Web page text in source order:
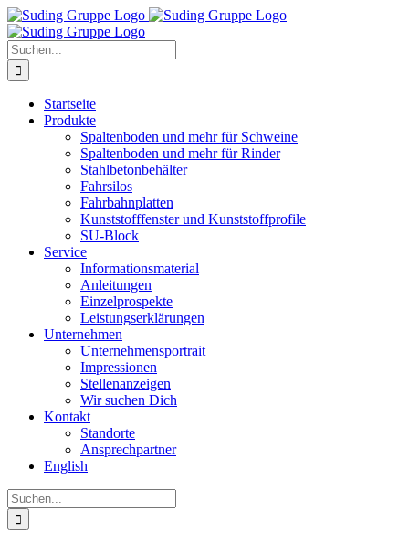
Zum
Inhalt
springen
Suche
nach:
Startseite
Produkte
Spaltenboden und mehr für Schweine
Spaltenboden und mehr für Rinder
Stahlbetonbehälter
Fahrsilos
Fahrbahnplatten
Kunststofffenster und Kunststoffprofile
SU-Block
Service
Informationsmaterial
Anleitungen
Einzelprospekte
Leistungserklärungen
Unternehmen
Unternehmensportrait
Impressionen
Stellenanzeigen
Wir suchen Dich
Kontakt
Standorte
Ansprechpartner
English
Suche
nach: